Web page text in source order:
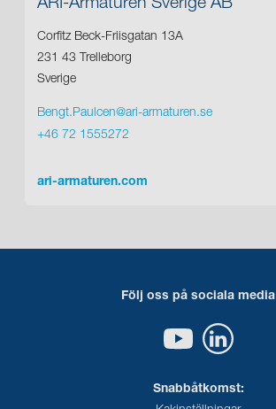
ARI-Armaturen Sverige AB
Corfitz Beck-Friisgatan 13A
231 43 Trelleborg
Sverige
Bengt.Paulcen@ari-armaturen.se
+46 72 1555272
ari-armaturen.com
Följ oss på sociala media
Snabbåtkomst: